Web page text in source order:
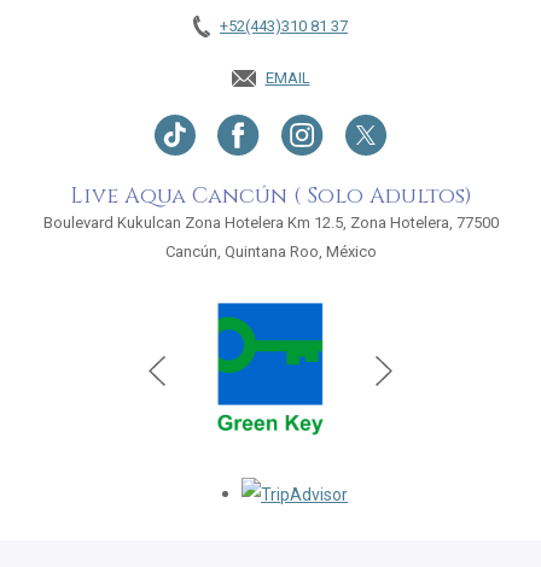
+52(443)310 81 37
EMAIL
Live Aqua Cancún ( Solo Adultos)
Boulevard Kukulcan Zona Hotelera Km 12.5, Zona Hotelera, 77500
Cancún, Quintana Roo, México